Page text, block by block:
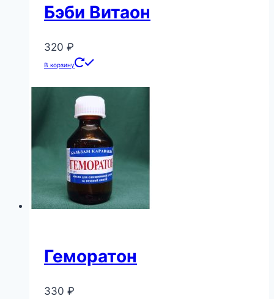
Бэби Витаон
320 ₽
В корзину
Геморатон
330 ₽